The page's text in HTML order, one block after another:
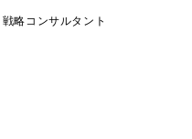
戦略コンサルタント